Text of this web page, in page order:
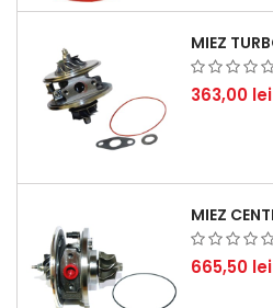
363,00 lei
665,50 lei